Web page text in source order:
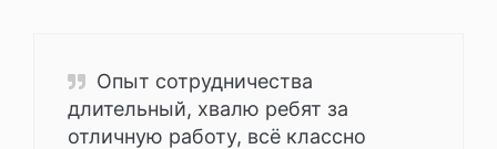
Опыт сотрудничества
длительный, хвалю ребят за
отличную работу, всё классно